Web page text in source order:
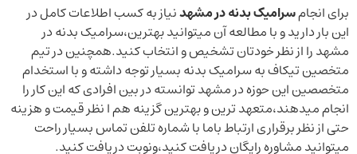
برای انجامسرامیک بدنه در مشهدنیاز به کسب اطلاعات کامل در
این بار دارید و با مطالعه آن میتوانید بهترین،سرامیک بدنه در
مشهد را از نظر خودتان تشخیص و انتخاب کنید.همچنین در تیم
متخصین تیکاف به سرامیک بدنه بسیار توجه داشته و با استخدام
متخصصین این حوزه در مشهد توانسته در بین افرادی که این کار را
انجام میدهند،متعهد ترین و بهترین گزینه هم ا نظر قیمت و هزینه
حتی از نظر برقراری ارتباط باما با شماره تلفن تماس بسیار راحت
میتوانید مشاوره رایگان دریافت کنید،ونوبت دریافت کنید.